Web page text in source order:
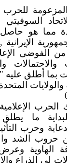
المزعومة للحرب
مما هو حاصل
الفوضى
والاحتمالات
بما أطلق عليه "
والولايات
الحرب
ما يطلق
وحرب
حروب الشد
الهاوية
لي الذراع